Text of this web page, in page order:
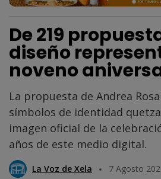
De 219
diseño
noveno
La propuesta de Andrea
símbolos de identidad
imagen oficial de la
años de este medio digital.
La Voz de Xela 7 Agosto